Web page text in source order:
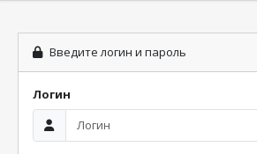
Введите логин и пароль
Логин